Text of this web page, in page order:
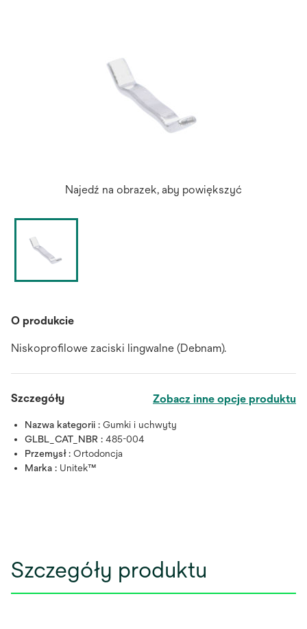
Najedź na obrazek, aby powiększyć
O produkcie
Niskoprofilowe zaciski lingwalne (Debnam).
Szczegóły Zobacz inne opcje produktu
Nazwa kategorii : Gumki i uchwyty
GLBL_CAT_NBR : 485-004
Przemysł : Ortodoncja
Marka : Unitek™
Szczegóły produktu